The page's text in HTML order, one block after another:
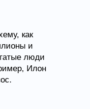
как
и
люди
Илон